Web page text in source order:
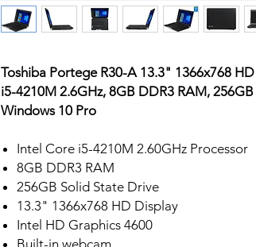
Toshiba Portege R30-A 13.3" 1366x768
i5-4210M 2.6GHz, 8GB DDR3 RAM,
Windows 10 Pro
Intel Core i5-4210M 2.60GHz Processor
8GB DDR3 RAM
256GB Solid State Drive
13.3" 1366x768 HD Display
Intel HD Graphics 4600